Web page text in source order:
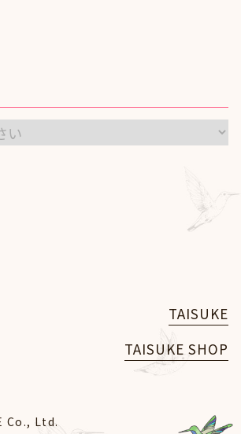
TAISUKE
TAISUKE SHOP
Co., Ltd.